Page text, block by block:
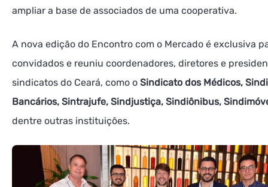
ampliar a base de associados de uma cooperativa.
A nova edição do Encontro com o Mercado é exclusiva
convidados e reuniu coordenadores, diretores e
sindicatos do Ceará, como o Sindicato dos Médicos,
Bancários, Sintrajufe, Sindjustiça, Sindiônibus,
dentre outras instituições.